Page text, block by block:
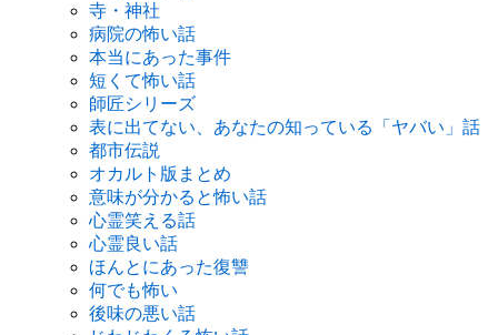
寺・神社
病院の怖い話
本当にあった事件
短くて怖い話
師匠シリーズ
表に出てない、あなたの知っている「ヤバい」話
都市伝説
オカルト版まとめ
意味が分かると怖い話
心霊笑える話
心霊良い話
ほんとにあった復讐
何でも怖い
後味の悪い話